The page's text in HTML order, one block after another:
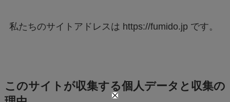
私たちのサイトアドレスは https://fumido.jp です。
このサイトが収集する個人データと収集の